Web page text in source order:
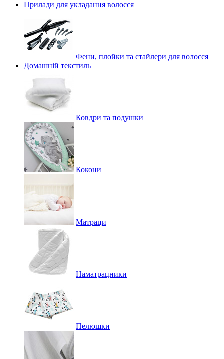
Прилади для укладання волосся
Фени, плойки та стайлери для волосся
Домашній текстиль
Ковдри та подушки
Кокони
Матраци
Наматрацники
Пелюшки